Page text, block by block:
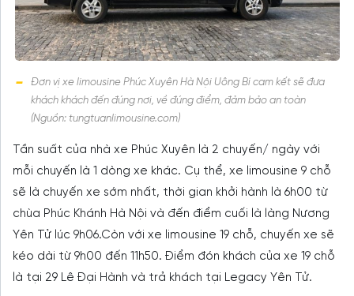
Đơn vị xe limousine Phúc Xuyên Hà Nội Uông Bí cam kết sẽ đưa
khách khách đến đúng nơi, về đúng điểm, đảm bảo an toàn
(Nguồn: tungtuanlimousine.com)
Tần suất của nhà xe Phúc Xuyên là 2 chuyến/ ngày với
mỗi chuyến là 1 dòng xe khác. Cụ thể, xe limousine 9 chỗ
sẽ là chuyến xe sớm nhất, thời gian khởi hành là 6h00 từ
chùa Phúc Khánh Hà Nội và đến điểm cuối là làng Nương
Yên Tử lúc 9h06.Còn với xe limousine 19 chỗ, chuyến xe sẽ
kéo dài từ 9h00 đến 11h50. Điểm đón khách của xe 19 chỗ
là tại 29 Lê Đại Hành và trả khách tại Legacy Yên Tử.